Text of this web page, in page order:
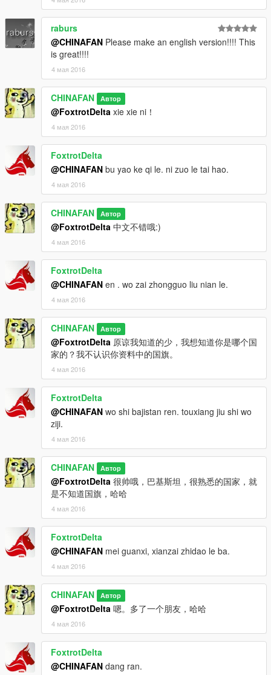
- Interceptor text by GTAxB0SS
- Interceptor badge and egoboost badge by Jasonct203
- Rims by GTAxB0SS
- Templated by IronicRainbow
Lighting Parts
- Whelen Legacy by Thehurk
- Whelen Inner Edge by Hilth0
- Whelen Dominator by GTAxB0SS
- Whelen Talon by Foward
- Whelen Ions by Deco
Other Equipment
- Westin Rambar by GTAxB0SS
- Whelen Spotlight by EVI
- Generic Radar by Bueno
- Panisonic Dashcam by Johnclark1102
- Toughbook by Rridgerunner
- Partition by Deco
- Console by SheriffVanDyck
If i have forgotten any credits, please let me know!
Enjoy!!
raburs
@CHINAFAN Please make an english version!!!! This
is great!!!!
4 мая 2016
CHINAFAN Автор
@FoxtrotDelta xie xie ni！
4 мая 2016
FoxtrotDelta
@CHINAFAN bu yao ke qi le. ni zuo le tai hao.
4 мая 2016
CHINAFAN Автор
@FoxtrotDelta 中文不错哦:)
4 мая 2016
FoxtrotDelta
@CHINAFAN en . wo zai zhongguo liu nian le.
4 мая 2016
CHINAFAN Автор
@FoxtrotDelta 原谅我知道的少，我想知道你是哪个国
家的？我不认识你资料中的国旗。
4 мая 2016
FoxtrotDelta
@CHINAFAN wo shi bajistan ren. touxiang jiu shi wo
ziji.
4 мая 2016
CHINAFAN Автор
@FoxtrotDelta 很帅哦，巴基斯坦，很熟悉的国家，就
是不知道国旗，哈哈
4 мая 2016
FoxtrotDelta
@CHINAFAN mei guanxi, xianzai zhidao le ba.
4 мая 2016
CHINAFAN Автор
@FoxtrotDelta 嗯。多了一个朋友，哈哈
4 мая 2016
FoxtrotDelta
@CHINAFAN dang ran.